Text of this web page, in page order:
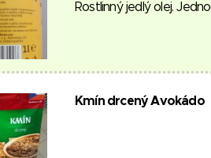
Rostlinný jedlý olej.
Kmín drcený Avokádo